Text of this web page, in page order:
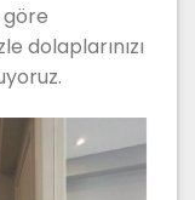
dolaplarınızı